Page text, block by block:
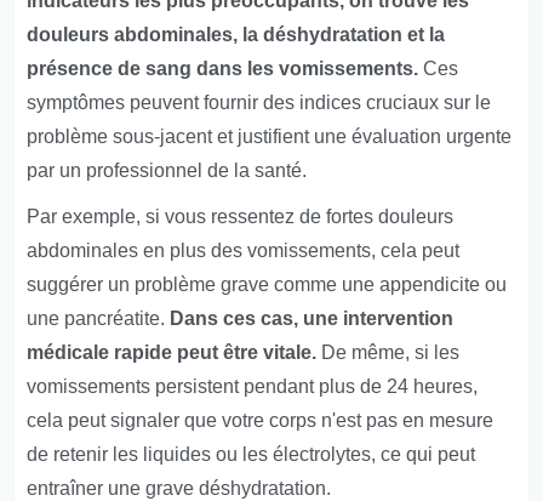
douleurs abdominales, la déshydratation et la
présence de sang dans les vomissements. Ces
symptômes peuvent fournir des indices cruciaux sur le
problème sous-jacent et justifient une évaluation urgente
par un professionnel de la santé.
Par exemple, si vous ressentez de fortes douleurs
abdominales en plus des vomissements, cela peut
suggérer un problème grave comme une appendicite ou
une pancréatite. Dans ces cas, une intervention
médicale rapide peut être vitale. De même, si les
vomissements persistent pendant plus de 24 heures,
cela peut signaler que votre corps n'est pas en mesure
de retenir les liquides ou les électrolytes, ce qui peut
entraîner une grave déshydratation.